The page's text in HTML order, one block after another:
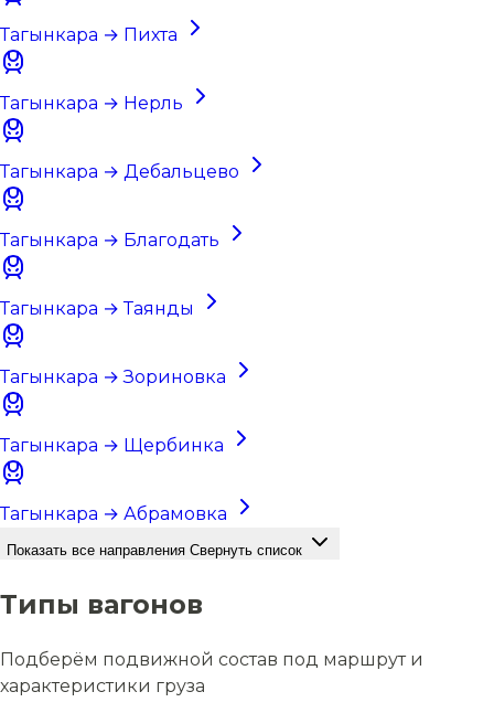
Тагынкара → Пихта
Тагынкара → Нерль
Тагынкара → Дебальцево
Тагынкара → Благодать
Тагынкара → Таянды
Тагынкара → Зориновка
Тагынкара → Щербинка
Тагынкара → Абрамовка
Показать все направления Свернуть список
Типы вагонов
Подберём подвижной состав под маршрут и
характеристики груза